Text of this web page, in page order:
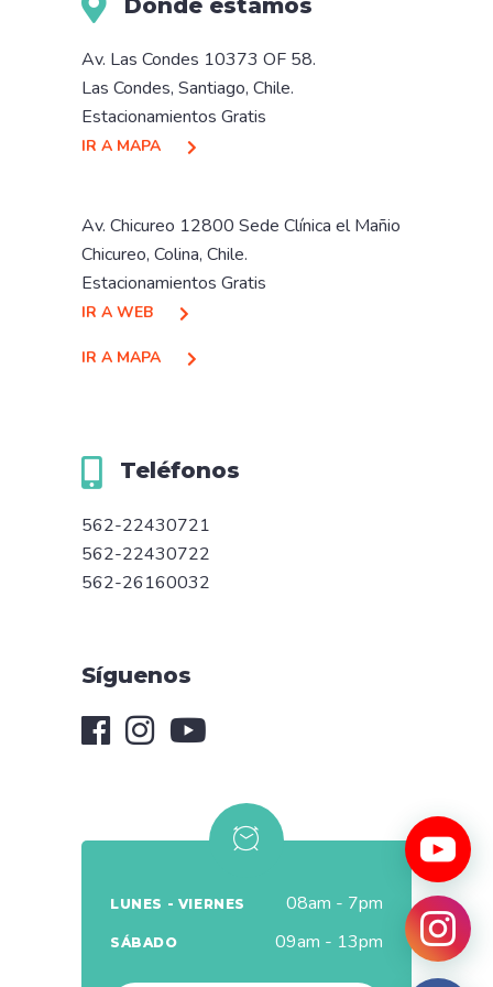
Av. Las Condes 10373 OF 58.
Las Condes, Santiago, Chile.
Estacionamientos Gratis
IR A MAPA
Av. Chicureo 12800 Sede Clínica el Mañio
Chicureo, Colina, Chile.
Estacionamientos Gratis
IR A WEB
IR A MAPA
Teléfonos
562-22430721
562-22430722
562-26160032
Síguenos
LUNES - VIERNES 08am - 7pm
SÁBADO 09am - 13pm